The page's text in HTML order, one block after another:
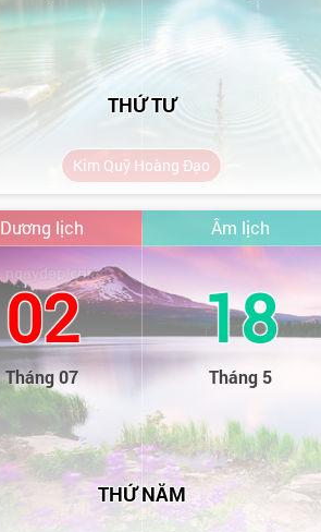
THỨ TƯ
Kim Quỹ Hoàng Đạo
Dương lịch
02
Tháng 07
Âm lịch
18
Tháng 5
THỨ NĂM